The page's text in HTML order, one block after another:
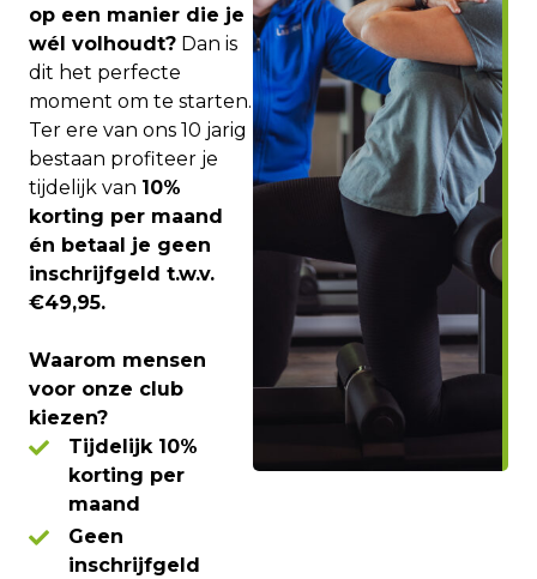
op een manier die je
wél volhoudt? Dan is
dit het perfecte
moment om te starten.
Ter ere van ons 10 jarig
bestaan profiteer je
tijdelijk van 10%
korting per maand
én betaal je geen
inschrijfgeld t.w.v.
€49,95.
Waarom mensen
voor onze club
kiezen?
Tijdelijk 10%
korting per
maand
Geen
inschrijfgeld